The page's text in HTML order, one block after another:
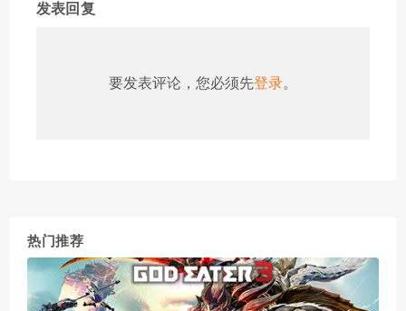
发表回复
要发表评论，您必须先登录。
热门推荐